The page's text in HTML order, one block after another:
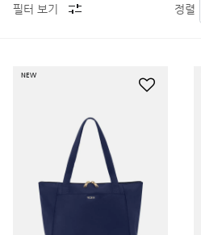
필터 보기 정렬
NEW